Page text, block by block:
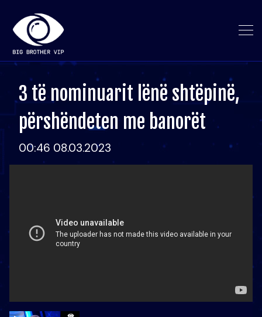
3 të nominuarit lënë shtëpinë,
përshëndeten me banorët
00:46 08.03.2023